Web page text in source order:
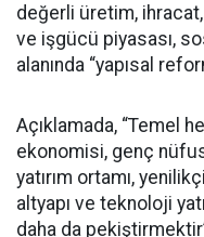
değerli üretim,
ve işgücü piyasası,
alanında “yapısal
Açıklamada, “Temel
ekonomisi, genç
yatırım ortamı,
altyapı ve teknoloji
daha da